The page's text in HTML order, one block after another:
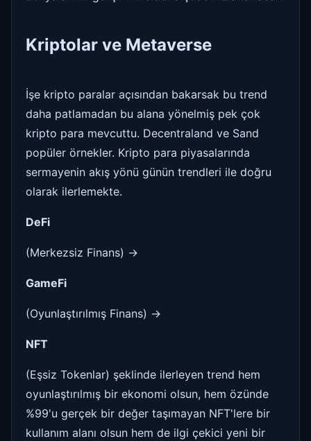
Kriptolar ve Metaverse
İşe kripto paralar açısından bakarsak bu trend
daha patlamadan bu alana yönelmiş pek çok
kripto para mevcuttu. Decentraland ve Sand
popüler örnekler. Kripto para piyasalarında
sermayenin akış yönü günün trendleri ile doğru
olarak ilerlemekte.
DeFi
(Merkezsiz Finans) ->
GameFi
(Oyunlaştırılmış Finans) ->
NFT
(Eşsiz Tokenlar) şeklinde ilerleyen trend hem
oyunlaştırılmış bir ekonomi olsun, hem özünde
%99'u gerçek bir değer taşımayan NFT'lere bir
kullanım alanı olsun hem de ilgi çekici yeni bir